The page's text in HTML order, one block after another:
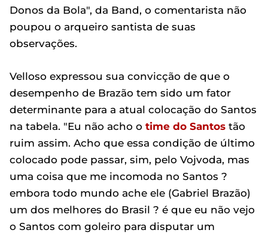
Donos da Bola", da Band, o comentarista não
poupou o arqueiro santista de suas
observações.
Velloso expressou sua convicção de que o
desempenho de Brazão tem sido um fator
determinante para a atual colocação do Santos
na tabela. "Eu não acho o time do Santos tão
ruim assim. Acho que essa condição de último
colocado pode passar, sim, pelo Vojvoda, mas
uma coisa que me incomoda no Santos ?
embora todo mundo ache ele (Gabriel Brazão)
um dos melhores do Brasil ? é que eu não vejo
o Santos com goleiro para disputar um